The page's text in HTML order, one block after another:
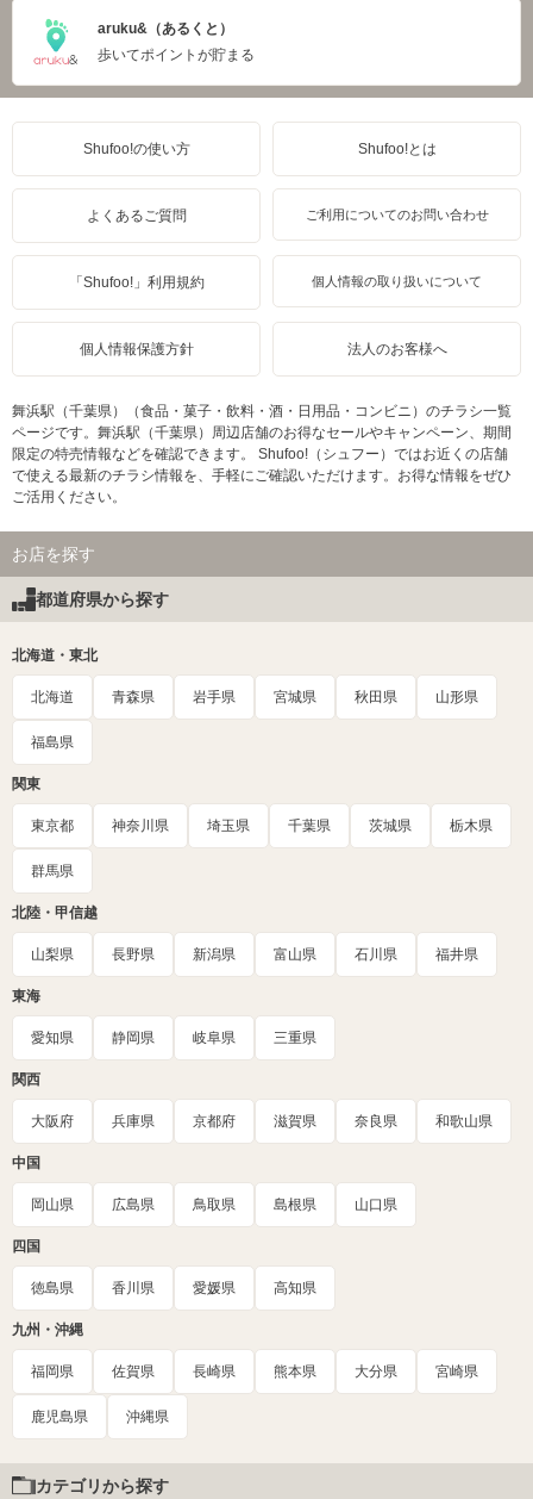
aruku&（あるくと）
歩いてポイントが貯まる
Shufoo!の使い方 Shufoo!とは
よくあるご質問 ご利用についてのお問い合わせ
「Shufoo!」利用規約 個人情報の取り扱いについて
個人情報保護方針 法人のお客様へ
舞浜駅（千葉県）（食品・菓子・飲料・酒・日用品・コンビニ）のチラシ一覧
ページです。舞浜駅（千葉県）周辺店舗のお得なセールやキャンペーン、期間
限定の特売情報などを確認できます。 Shufoo!（シュフー）ではお近くの店舗
で使える最新のチラシ情報を、手軽にご確認いただけます。お得な情報をぜひ
ご活用ください。
お店を探す
都道府県から探す
北海道・東北
北海道 青森県 岩手県 宮城県 秋田県 山形県
福島県
関東
東京都 神奈川県 埼玉県 千葉県 茨城県 栃木県
群馬県
北陸・甲信越
山梨県 長野県 新潟県 富山県 石川県 福井県
東海
愛知県 静岡県 岐阜県 三重県
関西
大阪府 兵庫県 京都府 滋賀県 奈良県 和歌山県
中国
岡山県 広島県 鳥取県 島根県 山口県
四国
徳島県 香川県 愛媛県 高知県
九州・沖縄
福岡県 佐賀県 長崎県 熊本県 大分県 宮崎県
鹿児島県 沖縄県
カテゴリから探す